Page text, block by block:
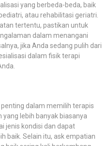
yang berbeda-beda, baik
atau rehabilitasi geriatri.
tertentu, pastikan untuk
dalam menangani
jika Anda sedang pulih dari
dalam fisik terapi
dalam memilih terapis
lebih banyak biasanya
jenis kondisi dan dapat
baik. Selain itu, ask empatian